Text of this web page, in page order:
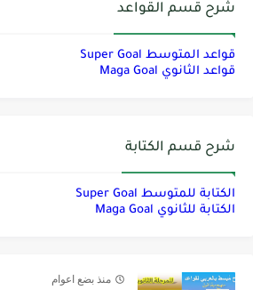
شرح قسم القواعد
قواعد المتوسط Super Goal
قواعد الثانوي Maga Goal
شرح قسم الكتابة
الكتابة للمتوسط Super Goal
الكتابة للثانوي Maga Goal
منذ بضع اعوام